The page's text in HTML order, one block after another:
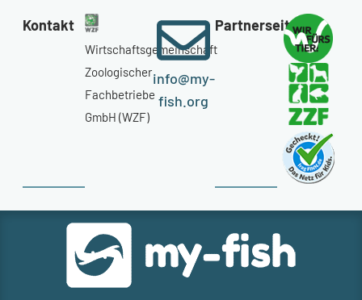
Kontakt
Wirtschaftsgemeinschaft
Zoologischer
Fachbetriebe
GmbH (WZF)
info@my-
fish.org
Partnerseiten